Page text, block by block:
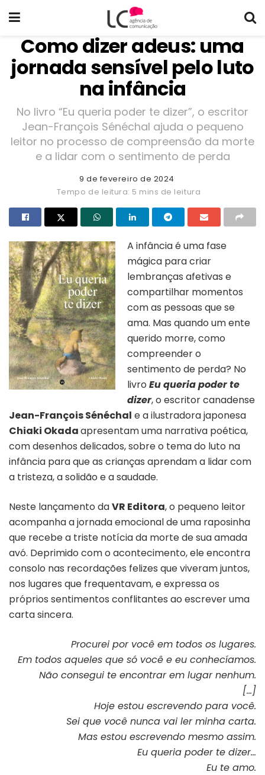
Como dizer adeus: uma
jornada sensível pelo luto
na infância
No livro “Eu queria poder te dizer”, o escritor
Jean-François Sénéchal ajuda o pequeno
leitor no processo de compreensão da morte
e a lidar com o sentimento de perda
9 de fevereiro de 2024
Tempo de leitura: 5 mins de leitura
A infância é uma fase
mágica para criar
lembranças afetivas e
compartilhar momentos
com as pessoas que se
ama. Mas quando um ente
querido morre, como
compreender o
sentimento de perda? No
livro Eu queria poder te
dizer, o escritor canadense
Jean-François Sénéchal e a ilustradora japonesa
Chiaki Okadaapresentamuma narrativa poética,
com desenhos delicados, sobre o tema do luto na
infância para que as crianças aprendam a lidar com
a tristeza, a solidão e a saudade.
Neste lançamento daVR Editora, o pequeno leitor
acompanha a jornada emocional de uma raposinha
que recebe a triste notícia da morte de sua amada
avó. Deprimido com o acontecimento, ele encontra
consolo nas recordações felizes que viveram juntos,
nos lugares que frequentavam, e expressa os
próprios sentimentos conflitantes ao escrever uma
carta sincera.
Procurei por você em todos os lugares.
Em todos aqueles que só você e eu conhecíamos.
Não consegui te encontrar em lugar nenhum.
[…]
Hoje estou escrevendo para você.
Sei que você nunca vai ler minha carta.
Mas estou escrevendo mesmo assim.
Eu queria poder te dizer…
Eu te amo.